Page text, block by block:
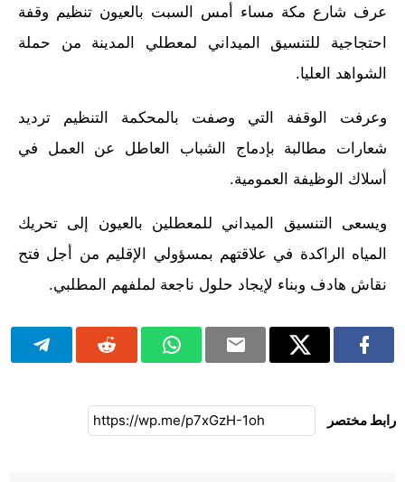
عرف شارع مكة مساء أمس السبت بالعيون تنظيم وقفة
احتجاجية للتنسيق الميداني لمعطلي المدينة من حملة
الشواهد العليا.
وعرفت الوقفة التي وصفت بالمحكمة التنظيم ترديد
شعارات مطالبة بإدماج الشباب العاطل عن العمل في
أسلاك الوظيفة العمومية.
ويسعى التنسيق الميداني للمعطلين بالعيون إلى تحريك
المياه الراكدة في علاقتهم بمسؤولي الإقليم من أجل فتح
نقاش هادف وبناء لإيجاد حلول ناجعة لملفهم المطلبي.
رابط مختصر